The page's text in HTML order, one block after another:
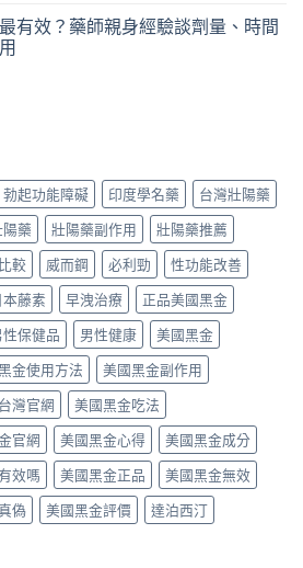
有效？藥師親身經驗談劑量、時間
勃起功能障礙 印度學名藥
台灣壯陽藥
陽藥 壯陽藥副作用
壯陽藥推薦
較 威而鋼 必利勁
性功能改善
本藤素 早洩治療
正品美國黑金
性保健品 男性健康
美國黑金
金使用方法
美國黑金副作用
灣官網
美國黑金吃法
官網 美國黑金心得
美國黑金成分
效嗎 美國黑金正品
美國黑金無效
偽 美國黑金評價
達泊西汀